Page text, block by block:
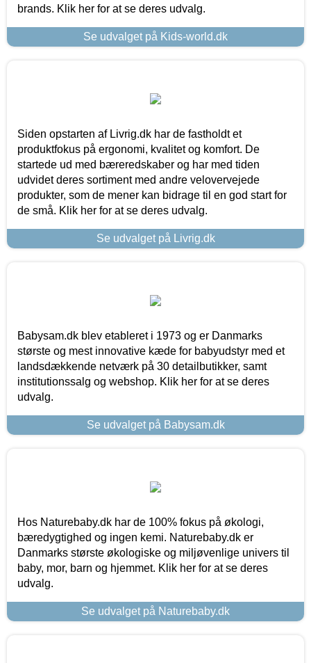
brands. Klik her for at se deres udvalg.
Se udvalget på Kids-world.dk
Siden opstarten af Livrig.dk har de fastholdt et
produktfokus på ergonomi, kvalitet og komfort. De
startede ud med bæreredskaber og har med tiden
udvidet deres sortiment med andre velovervejede
produkter, som de mener kan bidrage til en god start for
de små. Klik her for at se deres udvalg.
Se udvalget på Livrig.dk
Babysam.dk blev etableret i 1973 og er Danmarks
største og mest innovative kæde for babyudstyr med et
landsdækkende netværk på 30 detailbutikker, samt
institutionssalg og webshop. Klik her for at se deres
udvalg.
Se udvalget på Babysam.dk
Hos Naturebaby.dk har de 100% fokus på økologi,
bæredygtighed og ingen kemi. Naturebaby.dk er
Danmarks største økologiske og miljøvenlige univers til
baby, mor, barn og hjemmet. Klik her for at se deres
udvalg.
Se udvalget på Naturebaby.dk